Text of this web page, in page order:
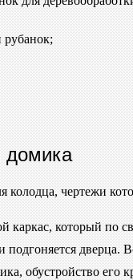
рубанок;
домика
колодца, чертежи
каркас, который по
подгоняется
обустройство